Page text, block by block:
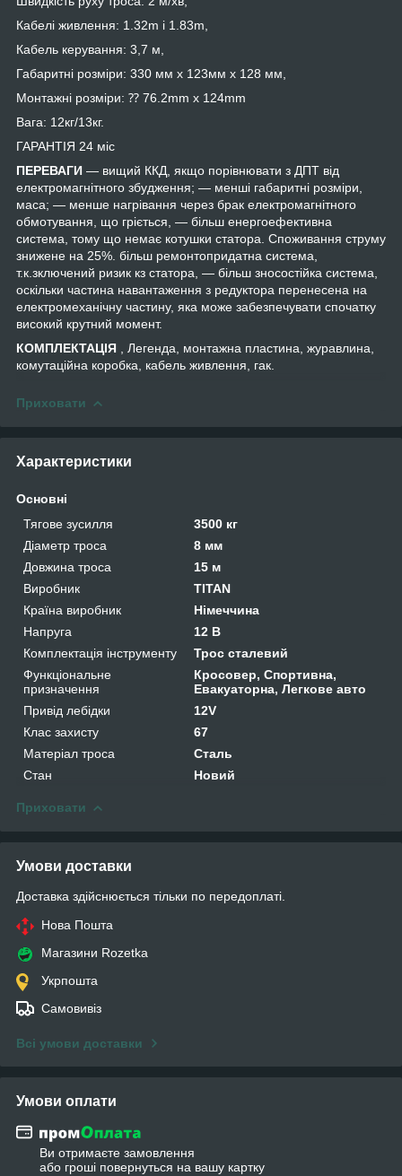
Кабелі живлення: 1.32m і 1.83m,
Кабель керування: 3,7 м,
Габаритні розміри: 330 мм x 123мм x 128 мм,
Монтажні розміри: ⁇ 76.2mm x 124mm
Вага: 12кг/13кг.
ГАРАНТІЯ 24 міс
ПЕРЕВАГИ — вищий ККД, якщо порівнювати з ДПТ від
електромагнітного збудження; — менші габаритні розміри,
маса; — менше нагрівання через брак електромагнітного
обмотування, що гріється, — більш енергоефективна
система, тому що немає котушки статора. Споживання струму
знижене на 25%. більш ремонтопридатна система,
т.к.зключений ризик кз статора, — більш зносостійка система,
оскільки частина навантаження з редуктора перенесена на
електромеханічну частину, яка може забезпечувати спочатку
високий крутний момент.
КОМПЛЕКТАЦІЯ , Легенда, монтажна пластина, журавлина,
комутаційна коробка, кабель живлення, гак.
Приховати
Характеристики
Основні
Тягове зусилля
3500 кг
Діаметр троса
8 мм
Довжина троса
15 м
Виробник
TITAN
Країна виробник
Німеччина
Напруга
12 В
Комплектація інструменту
Трос сталевий
Функціональне
призначення
Кросовер, Спортивна,
Евакуаторна, Легкове авто
Привід лебідки
12V
Клас захисту
67
Матеріал троса
Сталь
Стан
Новий
Приховати
Умови доставки
Доставка здійснюється тільки по передоплаті.
Нова Пошта
Магазини Rozetka
Укрпошта
Самовивіз
Всі умови доставки
Умови оплати
Ви отримаєте замовлення
або гроші повернуться на вашу картку